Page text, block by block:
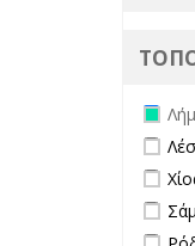
Apply
Apply
Apply
Apply